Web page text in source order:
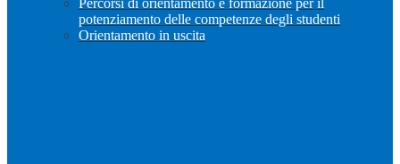
Percorsi di orientamento e formazione per il
potenziamento delle competenze degli studenti
Orientamento in uscita